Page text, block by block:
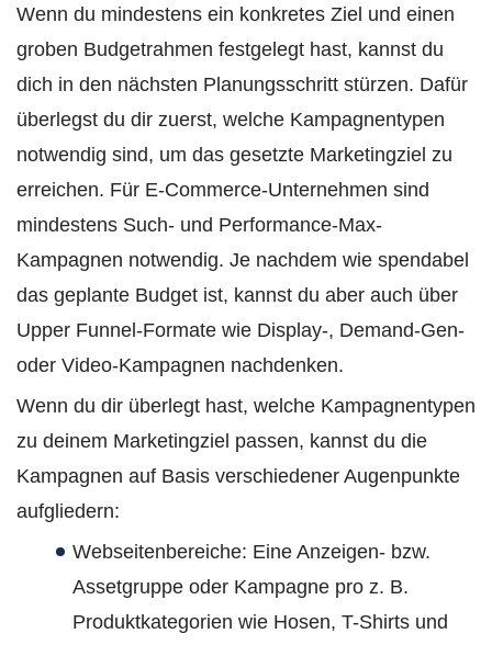
Wenn du mindestens ein konkretes Ziel und einen
groben Budgetrahmen festgelegt hast, kannst du
dich in den nächsten Planungsschritt stürzen. Dafür
überlegst du dir zuerst, welche Kampagnentypen
notwendig sind, um das gesetzte Marketingziel zu
erreichen. Für E-Commerce-Unternehmen sind
mindestens Such- und Performance-Max-
Kampagnen notwendig. Je nachdem wie spendabel
das geplante Budget ist, kannst du aber auch über
Upper Funnel-Formate wie Display-, Demand-Gen-
oder Video-Kampagnen nachdenken.
Wenn du dir überlegt hast, welche Kampagnentypen
zu deinem Marketingziel passen, kannst du die
Kampagnen auf Basis verschiedener Augenpunkte
aufgliedern:
Webseitenbereiche: Eine Anzeigen- bzw.
Assetgruppe oder Kampagne pro z. B.
Produktkategorien wie Hosen, T-Shirts und